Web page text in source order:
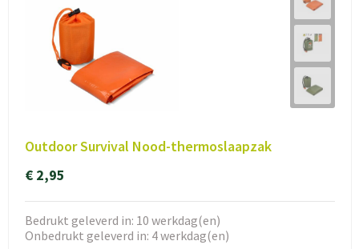
Outdoor Survival Nood-thermoslaapzak
€ 2,95
Bedrukt geleverd in: 10 werkdag(en)
Onbedrukt geleverd in: 4 werkdag(en)